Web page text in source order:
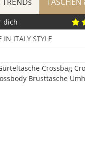
dich
IN ITALY STYLE